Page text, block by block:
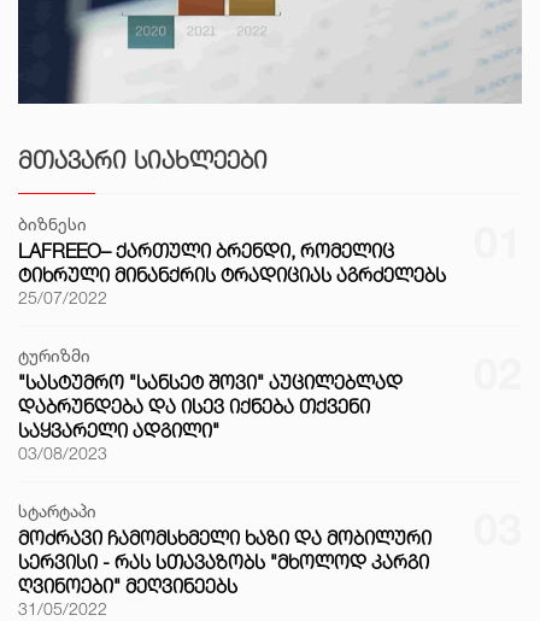
ᲛᲗᲐᲕᲐᲠᲘ ᲡᲘᲐᲮᲚᲔᲔᲑᲘ
ბიზნესი
LAFREEO– ᲥᲐᲠᲗᲣᲚᲘ ᲑᲠᲔᲜᲓᲘ, ᲠᲝᲛᲔᲚᲘᲪ
ᲢᲘᲮᲠᲣᲚᲘ ᲛᲘᲜᲐᲜᲥᲠᲘᲡ ᲢᲠᲐᲓᲘᲪᲘᲐᲡ ᲐᲒᲠᲫᲔᲚᲔᲑᲡ
25/07/2022
ტურიზმი
"ᲡᲐᲡᲢᲣᲛᲠᲝ "ᲡᲐᲜᲡᲔᲢ ᲨᲝᲕᲘ" ᲐᲣᲪᲘᲚᲔᲑᲚᲐᲓ
ᲓᲐᲑᲠᲣᲜᲓᲔᲑᲐ ᲓᲐ ᲘᲡᲔᲕ ᲘᲥᲜᲔᲑᲐ ᲗᲥᲕᲔᲜᲘ
ᲡᲐᲧᲕᲐᲠᲔᲚᲘ ᲐᲓᲒᲘᲚᲘ"
03/08/2023
სტარტაპი
ᲛᲝᲫᲠᲐᲕᲘ ᲩᲐᲛᲝᲛᲡᲮᲛᲔᲚᲘ ᲮᲐᲖᲘ ᲓᲐ ᲛᲝᲑᲘᲚᲣᲠᲘ
ᲡᲔᲠᲕᲘᲡᲘ - ᲠᲐᲡ ᲡᲗᲐᲕᲐᲖᲝᲑᲡ "ᲛᲮᲝᲚᲝᲓ ᲙᲐᲠᲒᲘ
ᲦᲕᲘᲜᲝᲔᲑᲘ" ᲛᲔᲦᲕᲘᲜᲔᲔᲑᲡ
31/05/2022